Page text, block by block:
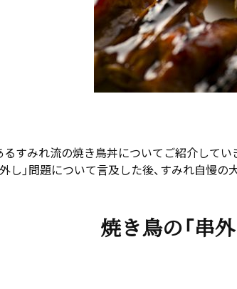
すみれ流の焼き鳥丼についてご紹介してい
し」問題について言及した後、すみれ自慢
焼き鳥の「串